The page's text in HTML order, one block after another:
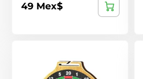
49 Mex$